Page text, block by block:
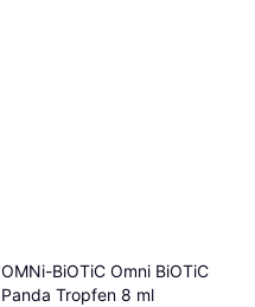
OMNi-BiOTiC Omni BiOTiC
Panda Tropfen 8 ml